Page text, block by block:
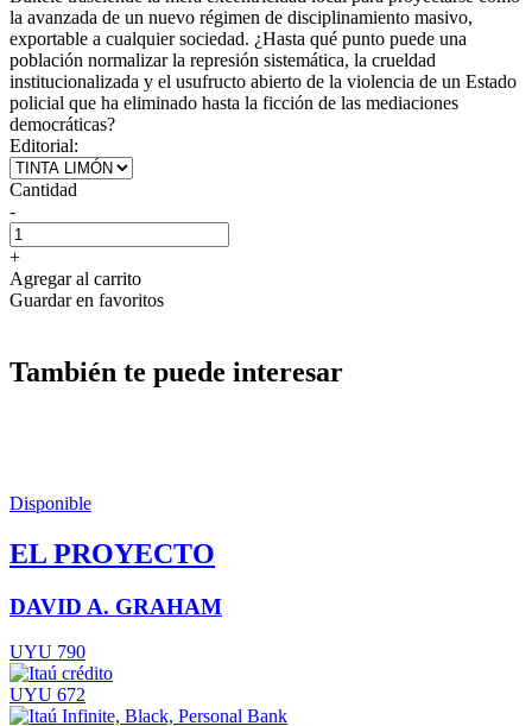
la avanzada de un nuevo régimen de disciplinamiento masivo,
exportable a cualquier sociedad. ¿Hasta qué punto puede una
población normalizar la represión sistemática, la crueldad
institucionalizada y el usufructo abierto de la violencia de un Estado
policial que ha eliminado hasta la ficción de las mediaciones
democráticas?
Editorial:
Cantidad
-
+
Agregar al carrito
Guardar en favoritos
También te puede interesar
Disponible
EL PROYECTO
DAVID A. GRAHAM
UYU 790
UYU 672